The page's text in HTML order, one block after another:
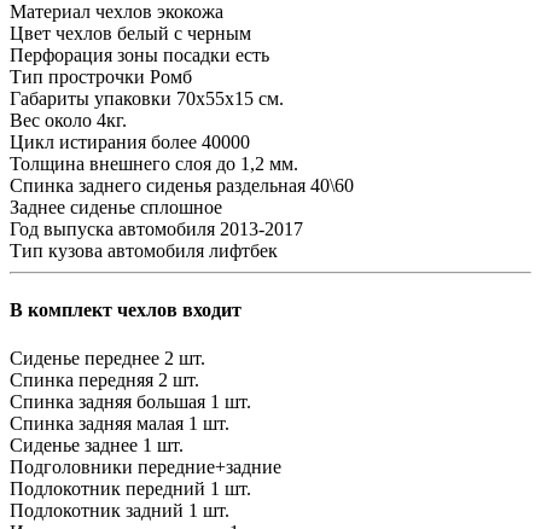
Материал чехлов экокожа
Цвет чехлов белый с черным
Перфорация зоны посадки есть
Тип прострочки Ромб
Габариты упаковки 70х55х15 см.
Вес около 4кг.
Цикл истирания более 40000
Толщина внешнего слоя до 1,2 мм.
Спинка заднего сиденья раздельная 40\60
Заднее сиденье сплошное
Год выпуска автомобиля 2013-2017
Тип кузова автомобиля лифтбек
В комплект чехлов входит
Сиденье переднее 2 шт.
Спинка передняя 2 шт.
Спинка задняя большая 1 шт.
Спинка задняя малая 1 шт.
Сиденье заднее 1 шт.
Подголовники передние+задние
Подлокотник передний 1 шт.
Подлокотник задний 1 шт.